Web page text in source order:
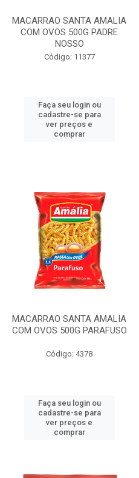
MACARRAO SANTA AMALIA
COM OVOS 500G PADRE
NOSSO
Código: 11377
Faça seu login ou
cadastre-se para
ver preços e
comprar
MACARRAO SANTA AMALIA
COM OVOS 500G PARAFUSO
Código: 4378
Faça seu login ou
cadastre-se para
ver preços e
comprar